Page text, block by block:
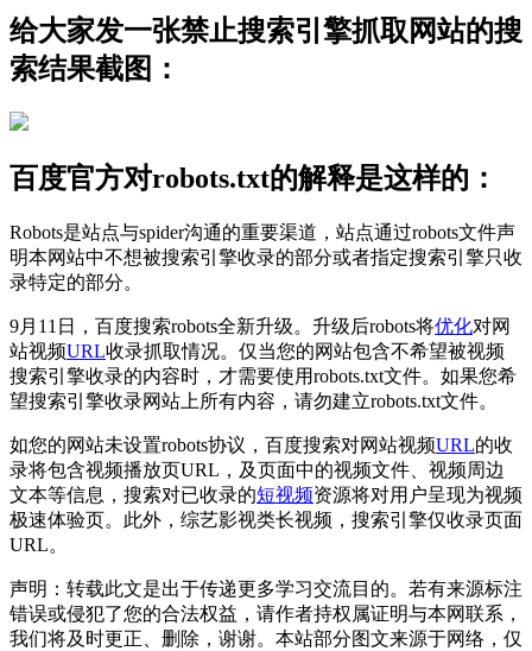
给大家发一张禁止搜索引擎抓取网站的搜
索结果截图：
百度官方对robots.txt的解释是这样的：
Robots是站点与spider沟通的重要渠道，站点通过robots文件声
明本网站中不想被搜索引擎收录的部分或者指定搜索引擎只收
录特定的部分。
9月11日，百度搜索robots全新升级。升级后robots将优化对网
站视频URL收录抓取情况。仅当您的网站包含不希望被视频
搜索引擎收录的内容时，才需要使用robots.txt文件。如果您希
望搜索引擎收录网站上所有内容，请勿建立robots.txt文件。
如您的网站未设置robots协议，百度搜索对网站视频URL的收
录将包含视频播放页URL，及页面中的视频文件、视频周边
文本等信息，搜索对已收录的短视频资源将对用户呈现为视频
极速体验页。此外，综艺影视类长视频，搜索引擎仅收录页面
URL。
声明：转载此文是出于传递更多学习交流目的。若有来源标注
错误或侵犯了您的合法权益，请作者持权属证明与本网联系，
我们将及时更正、删除，谢谢。本站部分图文来源于网络，仅